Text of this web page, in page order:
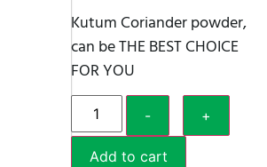
Kutum Coriander powder,
can be THE BEST CHOICE
FOR YOU
- +
Add to cart